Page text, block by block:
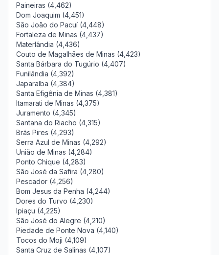
Paineiras (4,462)
Dom Joaquim (4,451)
São João do Pacuí (4,448)
Fortaleza de Minas (4,437)
Materlândia (4,436)
Couto de Magalhães de Minas (4,423)
Santa Bárbara do Tugúrio (4,407)
Funilândia (4,392)
Japaraíba (4,384)
Santa Efigênia de Minas (4,381)
Itamarati de Minas (4,375)
Juramento (4,345)
Santana do Riacho (4,315)
Brás Pires (4,293)
Serra Azul de Minas (4,292)
União de Minas (4,284)
Ponto Chique (4,283)
São José da Safira (4,280)
Pescador (4,256)
Bom Jesus da Penha (4,244)
Dores do Turvo (4,230)
Ipiaçu (4,225)
São José do Alegre (4,210)
Piedade de Ponte Nova (4,140)
Tocos do Moji (4,109)
Santa Cruz de Salinas (4,107)